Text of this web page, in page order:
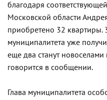
благодаря
Московской области
приобретено 32
муниципалитета уже
еще два станут
говорится в сообщении.
Глава муниципалитета